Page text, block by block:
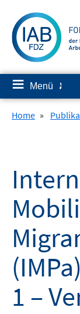
zum
Inhalt
≡ Menü ✘
Home »
1 –